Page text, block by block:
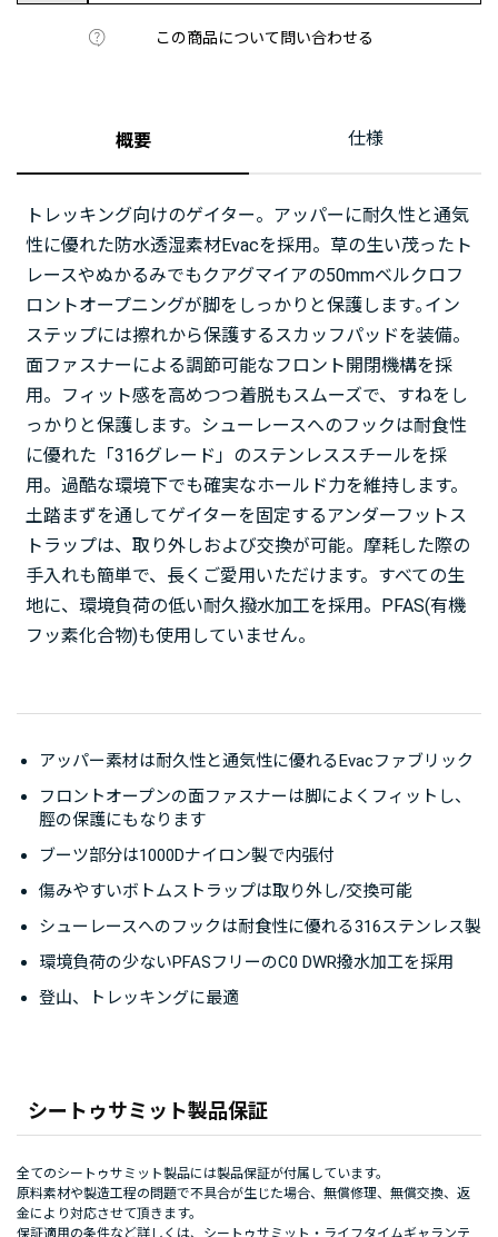
この商品について問い合わせる
概要 仕様
トレッキング向けのゲイター。アッパーに耐久性と通気
性に優れた防水透湿素材Evacを採用。草の生い茂ったト
レースやぬかるみでもクアグマイアの50mmベルクロフ
ロントオープニングが脚をしっかりと保護します｡イン
ステップには擦れから保護するスカッフパッドを装備。
面ファスナーによる調節可能なフロント開閉機構を採
用。フィット感を高めつつ着脱もスムーズで、すねをし
っかりと保護します。シューレースへのフックは耐食性
に優れた「316グレード」のステンレススチールを採
用。過酷な環境下でも確実なホールド力を維持します。
土踏まずを通してゲイターを固定するアンダーフットス
トラップは、取り外しおよび交換が可能。摩耗した際の
手入れも簡単で、長くご愛用いただけます。すべての生
地に、環境負荷の低い耐久撥水加工を採用。PFAS(有機
フッ素化合物)も使用していません。
シートゥサミット製品保証
全てのシートゥサミット製品には製品保証が付属しています。
原料素材や製造工程の問題で不具合が生じた場合、無償修理、無償交換、返
金により対応させて頂きます。
保証適用の条件など詳しくは、 シートゥサミット・ライフタイムギャランテ
アッパー素材は耐久性と通気性に優れるEvacファブリック
フロントオープンの面ファスナーは脚によくフィットし、
脛の保護にもなります
ブーツ部分は1000Dナイロン製で内張付
傷みやすいボトムストラップは取り外し/交換可能
シューレースへのフックは耐食性に優れる316ステンレス製
環境負荷の少ないPFASフリーのC0 DWR撥水加工を採用
登山、トレッキングに最適